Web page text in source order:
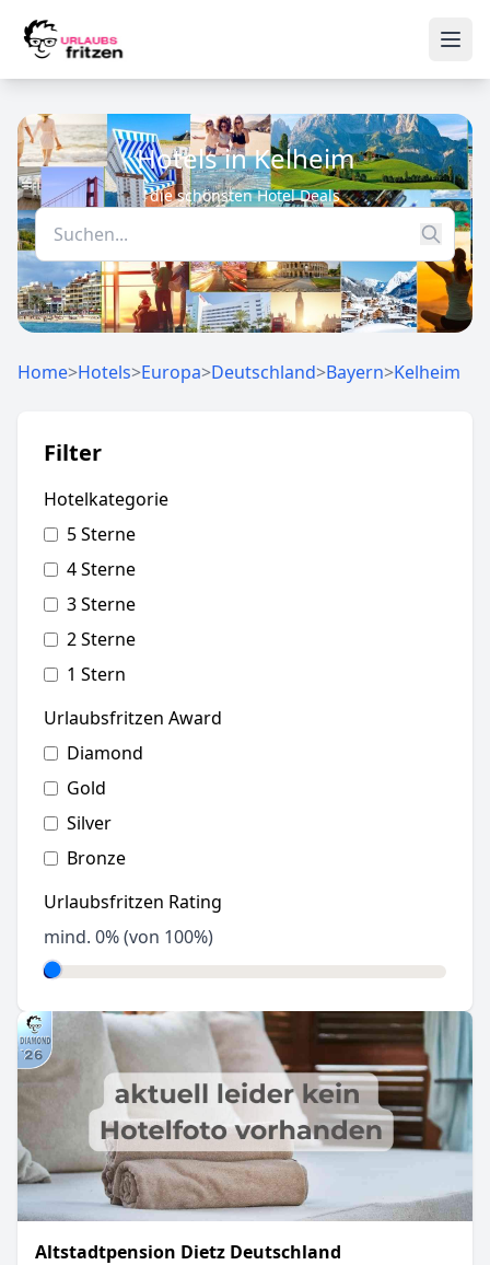
Hotels in Kelheim
die schönsten Hotel Deals
Home>Hotels>Europa>Deutschland>Bayern>Kelheim
Filter
Hotelkategorie
5 Sterne
4 Sterne
3 Sterne
2 Sterne
1 Stern
Urlaubsfritzen Award
Diamond
Gold
Silver
Bronze
Urlaubsfritzen Rating
mind. 0% (von 100%)
Altstadtpension Dietz Deutschland